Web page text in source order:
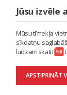
Jūsu
Mūsu tīmekļa
sīkdatņu
lūdzam skatīt
APSTIPRINĀT